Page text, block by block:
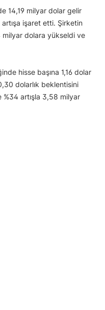
14,19 milyar dolar gelir
artışa işaret etti. Şirketin
milyar dolara yükseldi ve
hisse başına 1,16 dolar
dolarlık beklentisini
%34 artışla 3,58 milyar